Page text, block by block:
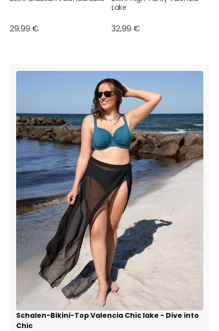
Normaler
29,99 €
Lake
Normaler
32,99 €
Schalen-Bikini-Top Valencia Chic lake - Dive into
Chic